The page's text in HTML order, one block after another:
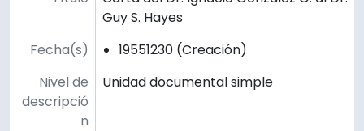
Guy S. Hayes
Fecha(s)
19551230 (Creación)
Nivel de
descripció
n
Unidad documental simple